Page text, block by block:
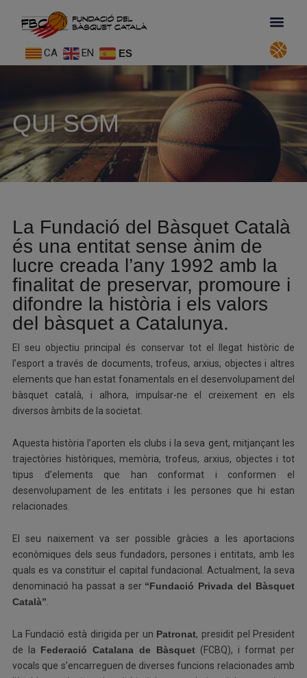
CA EN ES
QUI SOM
La Fundació del Bàsquet Català
és una entitat sense ànim de
lucre creada l’any 1992 amb la
finalitat de preservar, promoure i
difondre la història i els valors
del bàsquet a Catalunya.
El seu objectiu principal és conservar tot el llegat històric de
l’esport a través de documents, trofeus, arxius, objectes i altres
elements que han estat fonamentals en el desenvolupament del
bàsquet català, i alhora, impulsar-ne el creixement en els
diversos àmbits de la societat.
Aquesta història l’aporten els clubs i la seva gent, mitjançant les
trajectòries històriques, memòria, trofeus, arxius, objectes i tot
tipus d’elements que han conformat i conformen el
desenvolupament de les entitats i les persones que hi estan
relacionades.
El seu naixement va ser possible gràcies a les aportacions
econòmiques dels seus fundadors, persones i entitats, amb les
quals es va constituir el capital fundacional. Actualment, la seva
denominació ha passat a ser “Fundació Privada del Bàsquet
Català”
La Fundació està dirigida per un Patronat, presidit pel President
de la Federació Catalana de Bàsquet (FCBQ), i format per
vocals que s’encarreguen de diverses funcions relacionades amb